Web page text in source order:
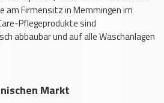
am Firmensitz in Memmingen im
Pflegeprodukte sind
abbaubar und auf alle Waschanlagen
Markt